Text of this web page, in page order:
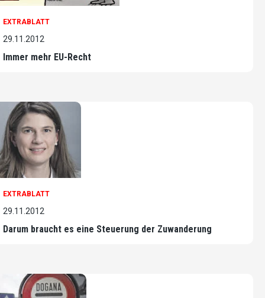
EXTRABLATT
29.11.2012
Immer mehr EU-Recht
EXTRABLATT
29.11.2012
Darum braucht es eine Steuerung der Zuwanderung